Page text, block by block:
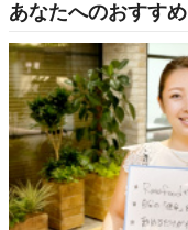
あなたへのおすすめ